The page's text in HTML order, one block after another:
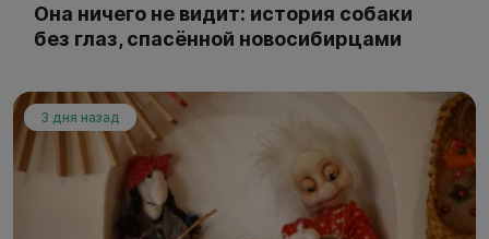
Она ничего не видит: история собаки
без глаз, спасённой новосибирцами
3 дня назад